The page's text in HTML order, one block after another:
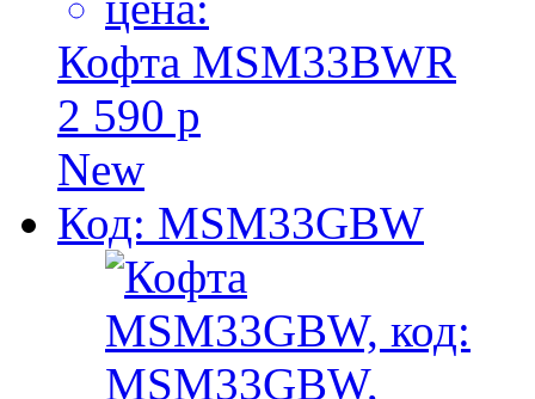
Кофта MSM33BWR
2 590 р
New
Код: MSM33GBW